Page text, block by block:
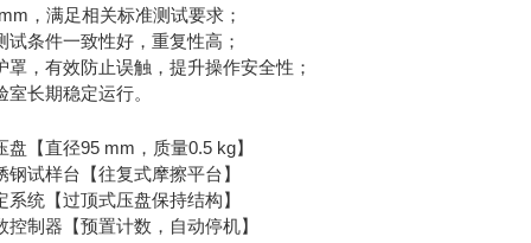
，满足相关标准测试要求；
条件一致性好，重复性高；
罩，有效防止误触，提升操作安全性；
长期稳定运行。
【直径95 mm，质量0.5 kg】
试样台【往复式摩擦平台】
统【过顶式压盘保持结构】
制器【预置计数，自动停机】